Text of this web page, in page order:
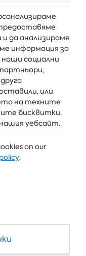
направо във
АБОНИРАЙ СЕ
да анализираме
информация за
социални
или
на техните
бисквитки,
уебсайт.
on our
.